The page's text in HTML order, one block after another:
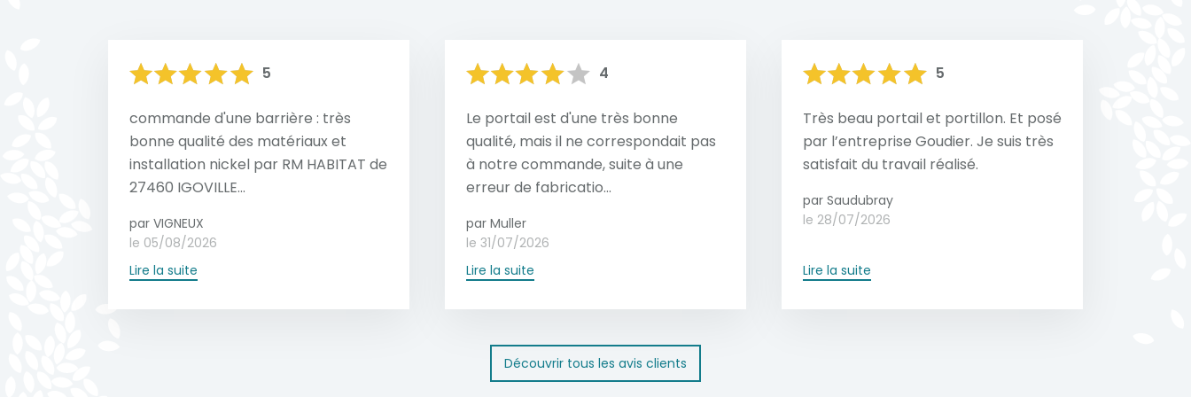
5
commande d'une barrière : très
bonne qualité des matériaux et
installation nickel par RM HABITAT de
27460 IGOVILLE...
par VIGNEUX
le 05/08/2026
Lire la suite
4
Le portail est d'une très bonne
qualité, mais il ne correspondait pas
à notre commande, suite à une
erreur de fabricatio...
par Muller
le 31/07/2026
Lire la suite
5
Très beau portail et portillon. Et posé
par l’entreprise Goudier. Je suis très
satisfait du travail réalisé.
par Saudubray
le 28/07/2026
Lire la suite
Découvrir tous les avis clients